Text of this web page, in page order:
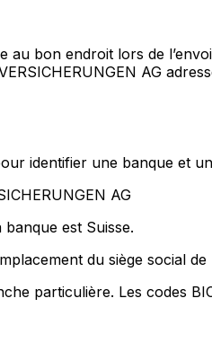
bon endroit lors de
AG
identifier une banque et
AG
est Suisse.
du siège social de
particulière. Les codes